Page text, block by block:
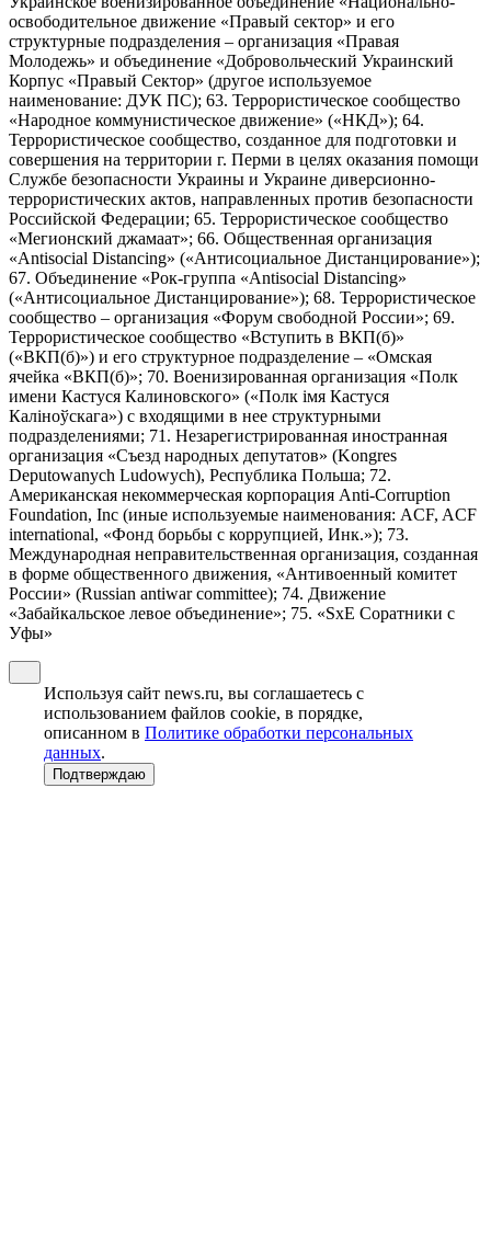
освободительное движение «Правый сектор» и его
структурные подразделения – организация «Правая
Молодежь» и объединение «Добровольческий Украинский
Корпус «Правый Сектор» (другое используемое
наименование: ДУК ПС); 63. Террористическое сообщество
«Народное коммунистическое движение» («НКД»); 64.
Террористическое сообщество, созданное для подготовки и
совершения на территории г. Перми в целях оказания помощи
Службе безопасности Украины и Украине диверсионно-
террористических актов, направленных против безопасности
Российской Федерации; 65. Террористическое сообщество
«Мегионский джамаат»; 66. Общественная организация
«Antisocial Distancing» («Антисоциальное Дистанцирование»);
67. Объединение «Рок-группа «Antisocial Distancing»
(«Антисоциальное Дистанцирование»); 68. Террористическое
сообщество – организация «Форум свободной России»; 69.
Террористическое сообщество «Вступить в ВКП(б)»
(«ВКП(б)») и его структурное подразделение – «Омская
ячейка «ВКП(б)»; 70. Военизированная организация «Полк
имени Кастуся Калиновского» («Полк iмя Кастуся
Калiноўскага») с входящими в нее структурными
подразделениями; 71. Незарегистрированная иностранная
организация «Съезд народных депутатов» (Kongres
Deputowanych Ludowych), Республика Польша; 72.
Американская некоммерческая корпорация Anti-Corruption
Foundation, Inc (иные используемые наименования: ACF, ACF
international, «Фонд борьбы с коррупцией, Инк.»); 73.
Международная неправительственная организация, созданная
в форме общественного движения, «Антивоенный комитет
России» (Russian antiwar committee); 74. Движение
«Забайкальское левое объединение»; 75. «SxE Соратники с
Уфы»
Используя сайт news.ru, вы соглашаетесь с
использованием файлов cookie, в порядке,
описанном в Политике обработки персональных
данных.
Подтверждаю